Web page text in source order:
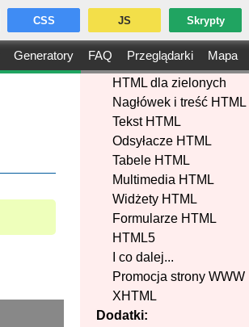
Generatory FAQ Przeglądarki Mapa
HTML dla zielonych
Nagłówek i treść HTML
Tekst HTML
Odsyłacze HTML
Tabele HTML
Multimedia HTML
Widżety HTML
Formularze HTML
HTML5
I co dalej...
Promocja strony WWW
XHTML
Dodatki:
CSS JS Skrypty